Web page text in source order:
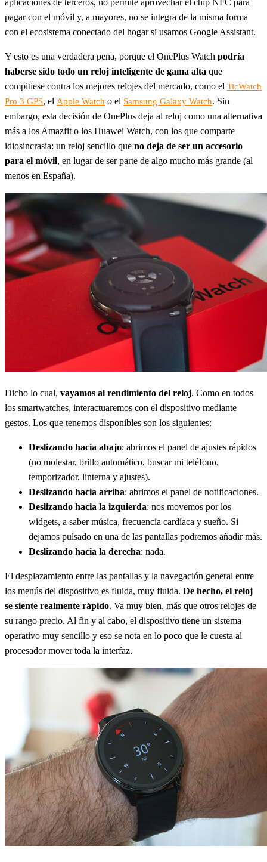
aplicaciones de terceros, no permite aprovechar el chip NFC para
pagar con el móvil y, a mayores, no se integra de la misma forma
con el ecosistema conectado del hogar si usamos Google Assistant.
Y esto es una verdadera pena, porque el OnePlus Watch podría
haberse sido todo un reloj inteligente de gama alta que
compitiese contra los mejores relojes del mercado, como el TicWatch
Pro 3 GPS, el Apple Watch o el Samsung Galaxy Watch. Sin
embargo, esta decisión de OnePlus deja al reloj como una alternativa
más a los Amazfit o los Huawei Watch, con los que comparte
idiosincrasia: un reloj sencillo que no deja de ser un accesorio
para el móvil, en lugar de ser parte de algo mucho más grande (al
menos en España).
Dicho lo cual, vayamos al rendimiento del reloj. Como en todos
los smartwatches, interactuaremos con el dispositivo mediante
gestos. Los que tenemos disponibles son los siguientes:
Deslizando hacia abajo: abrimos el panel de ajustes rápidos
(no molestar, brillo automático, buscar mi teléfono,
temporizador, linterna y ajustes).
Deslizando hacia arriba: abrimos el panel de notificaciones.
Deslizando hacia la izquierda: nos movemos por los
widgets, a saber música, frecuencia cardíaca y sueño. Si
dejamos pulsado en una de las pantallas podremos añadir más.
Deslizando hacia la derecha: nada.
El desplazamiento entre las pantallas y la navegación general entre
los menús del dispositivo es fluida, muy fluida. De hecho, el reloj
se siente realmente rápido. Va muy bien, más que otros relojes de
su rango precio. Al fin y al cabo, el dispositivo tiene un sistema
operativo muy sencillo y eso se nota en lo poco que le cuesta al
procesador mover toda la interfaz.